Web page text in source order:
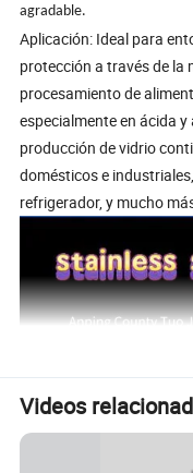
agradable.
Aplicación: Ideal para
protección a través de la
procesamiento de
especialmente en ácida
producción de vidrio
domésticos e
refrigerador, y mucho
Videos